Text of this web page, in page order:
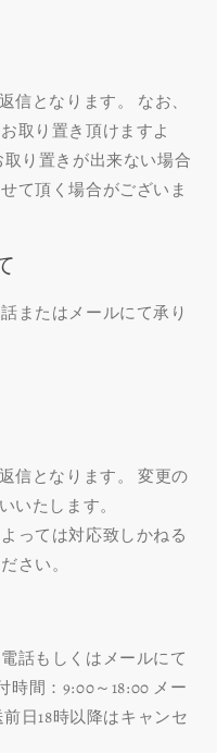
信となります。 なお、
取り置き頂けますよ
り置きが出来ない場合
て頂く場合がございま
またはメールにて承り
信となります。 変更の
いたします。
っては対応致しかねる
さい。
話もしくはメールにて
時間：9:00～18:00 メー
日18時以降はキャンセ